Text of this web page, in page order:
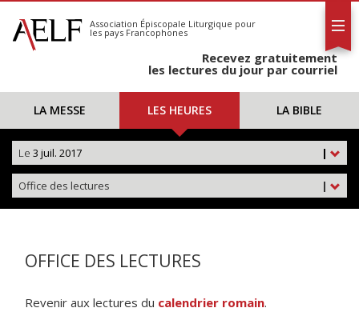
S'abonner
Calendrier
Association Épiscopale Liturgique pour
les pays Francophones
Recevez gratuitement
les lectures du jour par courriel
LA MESSE LES HEURES LA BIBLE
|
Le 3 juil. 2017
|
Office des lectures
OFFICE DES LECTURES
Revenir aux lectures du calendrier romain.